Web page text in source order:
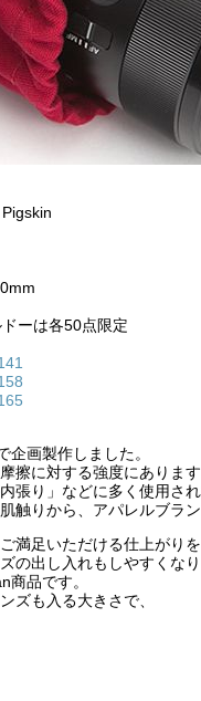
ーは各50点限定
画製作しました。
擦に対する強度にあります
張り」などに多く使用され
触りから、アパレルブラ
満足いただける仕上がりを
の出し入れもしやすくなり
品です。
ズも入る大きさで、